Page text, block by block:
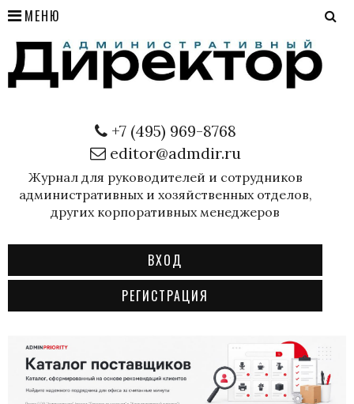
МЕНЮ
+7 (495) 969-8768
editor@admdir.ru
Журнал для руководителей и сотрудников
административных и хозяйственных отделов,
других корпоративных менеджеров
ВХОД
РЕГИСТРАЦИЯ